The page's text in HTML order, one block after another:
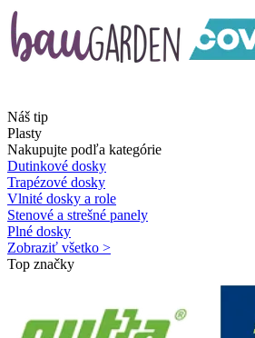
Náš tip
Plasty
Nakupujte podľa kategórie
Dutinkové dosky
Trapézové dosky
Vlnité dosky a role
Stenové a strešné panely
Plné dosky
Zobraziť všetko >
Top značky